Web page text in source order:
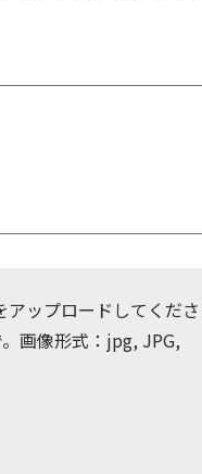
ップロードしてくださ
画像形式：jpg, JPG,